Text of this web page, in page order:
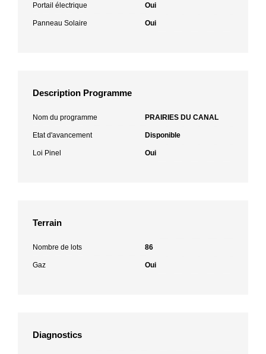
Portail électrique Oui
Panneau Solaire Oui
Description Programme
Nom du programme PRAIRIES DU CANAL
Etat d'avancement Disponible
Loi Pinel Oui
Terrain
Nombre de lots 86
Gaz Oui
Diagnostics